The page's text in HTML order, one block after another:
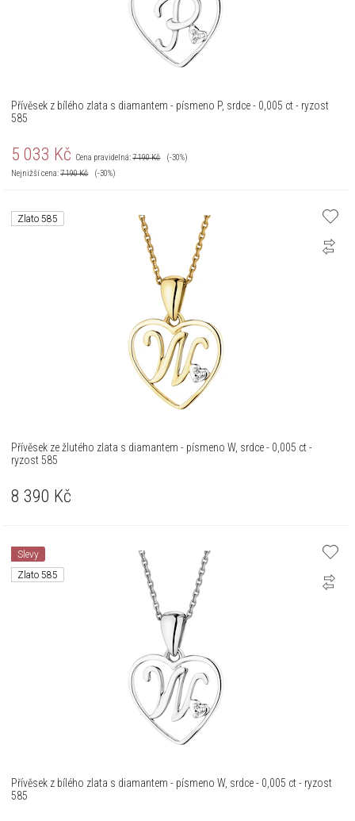
Přívěsek z bílého zlata s diamantem - písmeno P, srdce - 0,005 ct - ryzost
585
5 033 Kč Cena pravidelná:7 190Kč
(-30%)
Nejnižší cena:7 190Kč (-30%)
Zlato 585
Přívěsek ze žlutého zlata s diamantem - písmeno W, srdce - 0,005 ct -
ryzost 585
8 390 Kč
Slevy
Zlato 585
Přívěsek z bílého zlata s diamantem - písmeno W, srdce - 0,005 ct - ryzost
585